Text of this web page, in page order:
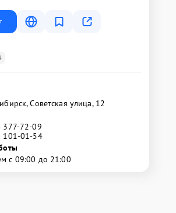
Советская улица, 12
377-72-09
101-01-54
с 09:00 до 21:00